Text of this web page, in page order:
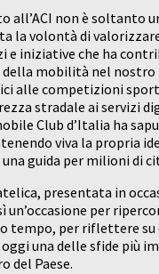
all’ACI non è soltanto
la volontà di
e iniziative che ha
mobilità nel nostro
alle competizioni
stradale ai servizi
Club d’Italia ha
viva la propria
guida per milioni di
presentata in
un’occasione per
tempo, per riflettere su
una delle sfide più
del Paese.